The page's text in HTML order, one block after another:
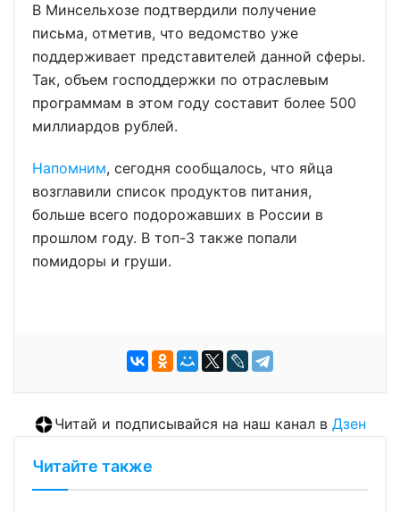
В Минсельхозе подтвердили получение
письма, отметив, что ведомство уже
поддерживает представителей данной сферы.
Так, объем господдержки по отраслевым
программам в этом году составит более 500
миллиардов рублей.
Напомним, сегодня сообщалось, что яйца
возглавили список продуктов питания,
больше всего подорожавших в России в
прошлом году. В топ-3 также попали
помидоры и груши.
Читай и подписывайся на наш канал в Дзен
Читайте также